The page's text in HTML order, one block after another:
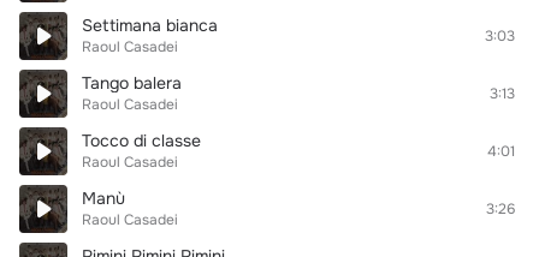
Settimana bianca
Raoul Casadei
3:03
Tango balera
Raoul Casadei
3:13
Tocco di classe
Raoul Casadei
4:01
Manù
Raoul Casadei
3:26